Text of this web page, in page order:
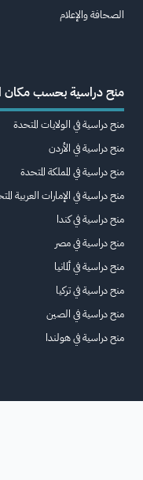
الصحافة والإعلام
منح دراسية بحسب مكان
منح دراسية في الولايات المتحدة
منح دراسية في الأردن
منح دراسية في المملكة المتحدة
منح دراسية في الإمارات العربية
منح دراسية في كندا
منح دراسية في مصر
منح دراسية في ألمانيا
منح دراسية في تركيا
منح دراسية في الصين
منح دراسية في هولندا